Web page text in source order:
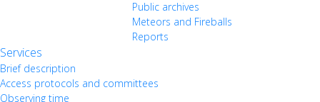
Public archives
Meteors and Fireballs
Reports
Services
Brief description
Access protocols and committees
Observing time